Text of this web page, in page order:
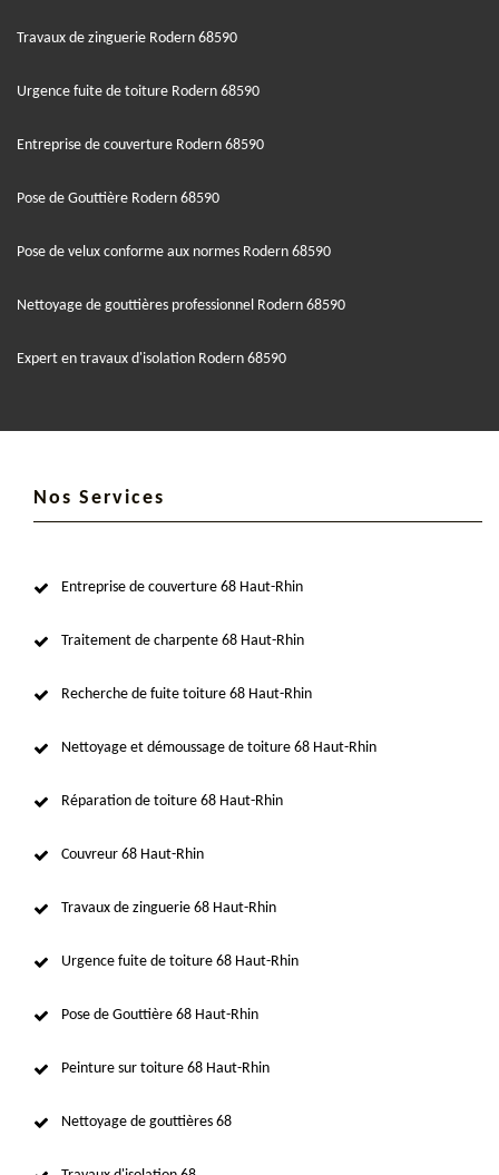
Travaux de zinguerie Rodern 68590
Urgence fuite de toiture Rodern 68590
Entreprise de couverture Rodern 68590
Pose de Gouttière Rodern 68590
Pose de velux conforme aux normes Rodern 68590
Nettoyage de gouttières professionnel Rodern 68590
Expert en travaux d'isolation Rodern 68590
Nos Services
Entreprise de couverture 68 Haut-Rhin
Traitement de charpente 68 Haut-Rhin
Recherche de fuite toiture 68 Haut-Rhin
Nettoyage et démoussage de toiture 68 Haut-Rhin
Réparation de toiture 68 Haut-Rhin
Couvreur 68 Haut-Rhin
Travaux de zinguerie 68 Haut-Rhin
Urgence fuite de toiture 68 Haut-Rhin
Pose de Gouttière 68 Haut-Rhin
Peinture sur toiture 68 Haut-Rhin
Nettoyage de gouttières 68